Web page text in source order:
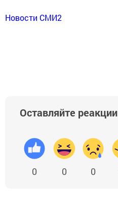
Новости СМИ2
Оставляйте реакции
0 0 0